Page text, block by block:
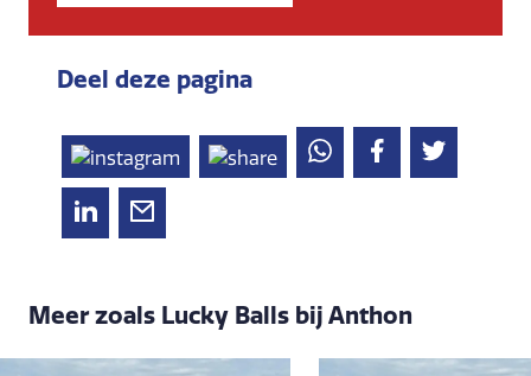
Deel deze pagina
Meer zoals Lucky Balls bij Anthon